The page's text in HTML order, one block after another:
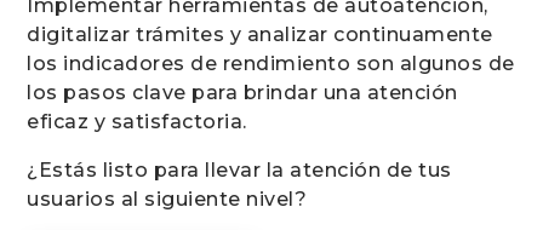
Implementar herramientas de autoatención,
digitalizar trámites y analizar continuamente
los indicadores de rendimiento son algunos de
los pasos clave para brindar una atención
eficaz y satisfactoria.
¿Estás listo para llevar la atención de tus
usuarios al siguiente nivel?